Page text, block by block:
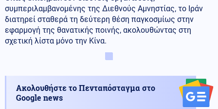
συμπεριλαμβανομένης της Διεθνούς Αμνηστίας, το Ιράν
διατηρεί σταθερά τη δεύτερη θέση παγκοσμίως στην
εφαρμογή της θανατικής ποινής, ακολουθώντας στη
σχετική λίστα μόνο την Κίνα.
Ακολουθήστε το Πενταπόσταγμα στο
Google news